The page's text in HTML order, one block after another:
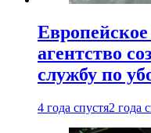
агентство
службу по
4 года спустя2 года